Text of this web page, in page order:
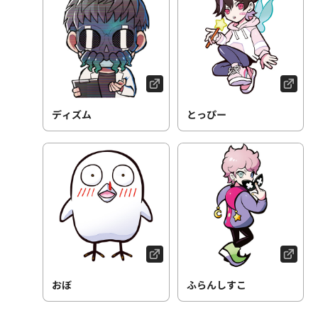
ディズム とっぴー
おぼ ふらんしすこ